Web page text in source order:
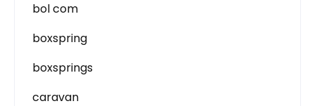
bol com
boxspring
boxsprings
caravan